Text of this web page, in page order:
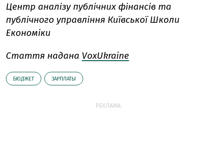
Центр аналізу публічних фінансів та
публічного управління Київської Школи
Економіки
Стаття надана VoxUkraine
БЮДЖЕТ ЗАРПЛАТЫ
РЕКЛАМА: